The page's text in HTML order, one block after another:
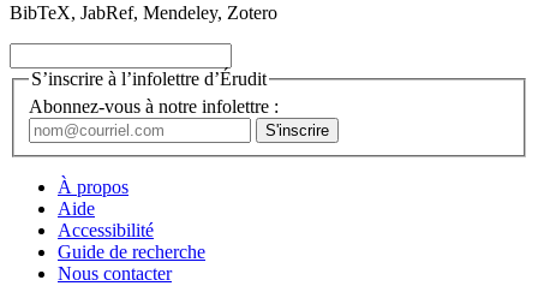
BibTeX, JabRef, Mendeley, Zotero
S’inscrire à l’infolettre d’Érudit
Abonnez-vous à notre infolettre :
À propos
Aide
Accessibilité
Guide de recherche
Nous contacter